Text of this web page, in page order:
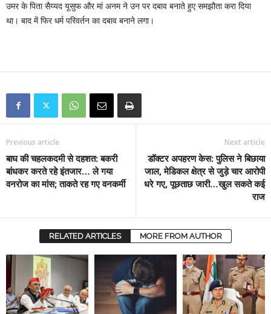
उमर के पिता सैय्यद यूसुफ और मां अनम ने उन पर दबाव बनाते हुए समझौता करा दिया
था। बाद में फिर धर्म परिवर्तन का दबाव बनाने लगा।
Previous article
बाघ की चहलकदमी से दहशत: बकरी
बांधकर करते रहे इंतजार… ले गया
वनरोज का मांस; ताकते रह गए वनकर्मी
Next article
डॉक्टर अपहरण केस: पुलिस ने बिछाया
जाल, मेडिकल क्षेत्र से जुड़े चार आरोपी
धरे गए, पूछताछ जारी…खुल सकते कई
राज
RELATED ARTICLES MORE FROM AUTHOR